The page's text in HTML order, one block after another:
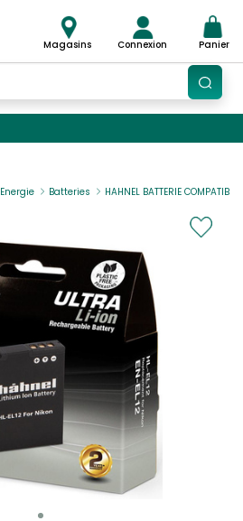
Magasins Connexion Panier
Energie Batteries HAHNEL BATTERIE